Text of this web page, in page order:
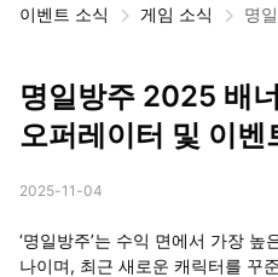
이벤트 소식 게임 소식
명
명일방주 2025 배
오퍼레이터 및 이벤
2025-11-04
‘명일방주’는 수익 면에서 가장
나이며, 최근 새로운 캐릭터를 꾸